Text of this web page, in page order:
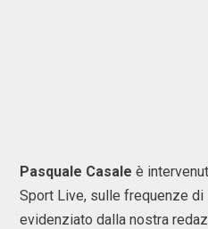
Pasquale Casale è
Sport Live, sulle frequenze di
evidenziato dalla nostra